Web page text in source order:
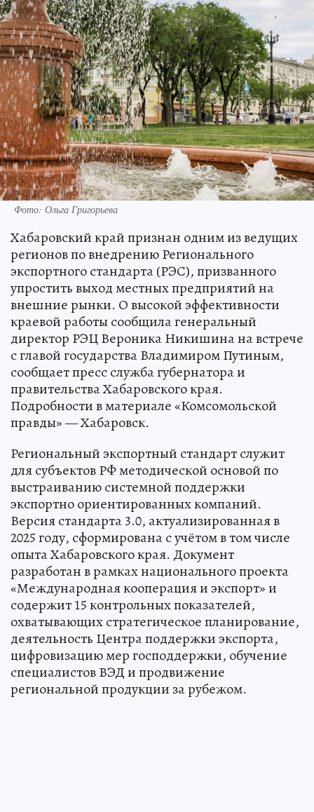
Фото: Ольга Григорьева
Хабаровский край признан одним из ведущих
регионов по внедрению Регионального
экспортного стандарта (РЭС), призванного
упростить выход местных предприятий на
внешние рынки. О высокой эффективности
краевой работы сообщила генеральный
директор РЭЦ Вероника Никишина на встрече
с главой государства Владимиром Путиным,
сообщает пресс служба губернатора и
правительства Хабаровского края.
Подробности в материале «Комсомольской
правды» — Хабаровск.
Региональный экспортный стандарт служит
для субъектов РФ методической основой по
выстраиванию системной поддержки
экспортно ориентированных компаний.
Версия стандарта 3.0, актуализированная в
2025 году, сформирована с учётом в том числе
опыта Хабаровского края. Документ
разработан в рамках национального проекта
«Международная кооперация и экспорт» и
содержит 15 контрольных показателей,
охватывающих стратегическое планирование,
деятельность Центра поддержки экспорта,
цифровизацию мер господдержки, обучение
специалистов ВЭД и продвижение
региональной продукции за рубежом.